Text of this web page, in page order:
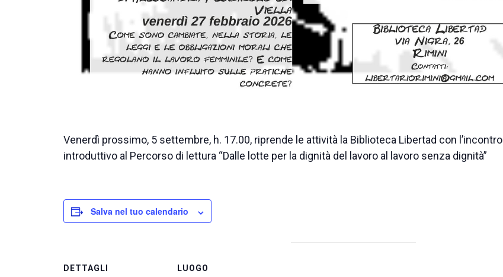
Venerdì prossimo, 5 settembre, h. 17.00, riprende le attività la Biblioteca Libertad con l’incontro
introduttivo al Percorso di lettura “Dalle lotte per la dignità del lavoro al lavoro senza dignità”
Salva nel tuo calendario
DETTAGLI LUOGO